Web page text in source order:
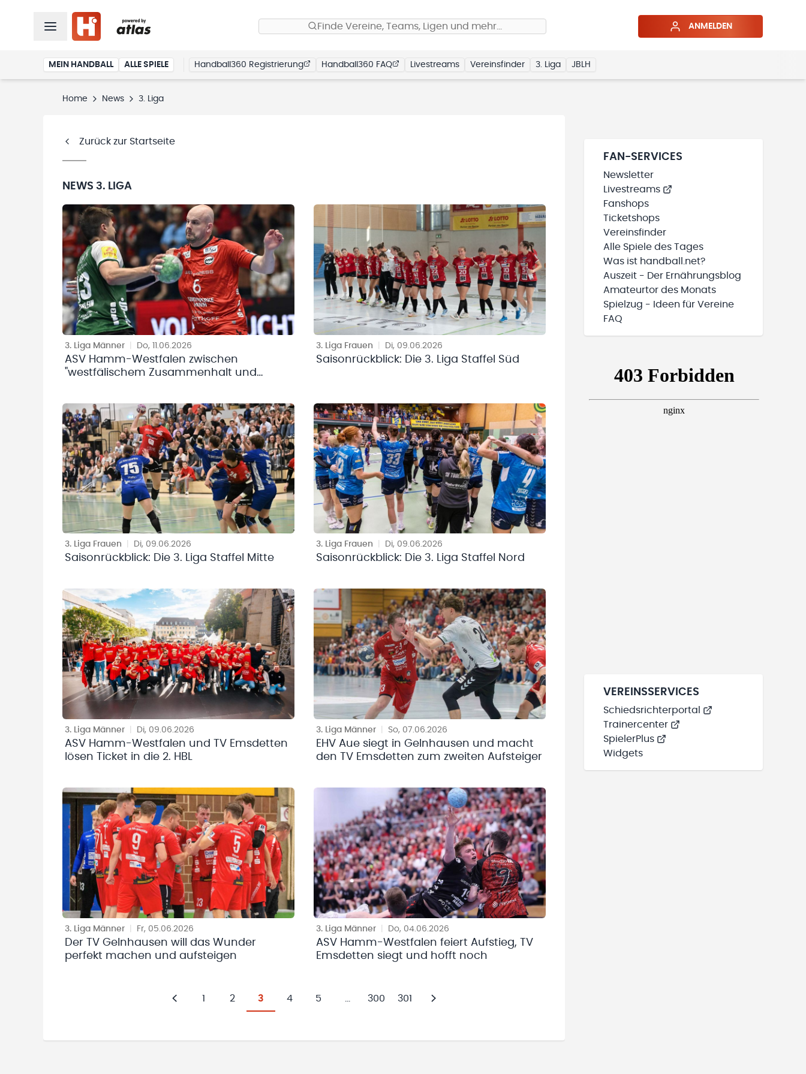
Finde Vereine, Teams, Ligen und mehr… ANMELDEN
MEIN HANDBALL ALLE SPIELE Handball360 Registrierung Handball360 FAQ Livestreams Vereinsfinder 3. Liga JBLH
Home News 3. Liga
Zurück zur Startseite
NEWS 3. LIGA
3. Liga Männer Do, 11.06.2026
ASV Hamm-Westfalen zwischen
"westfälischem Zusammenhalt und
3. Liga Frauen Di, 09.06.2026
Saisonrückblick: Die 3. Liga Staffel Süd
3. Liga Frauen Di, 09.06.2026
Saisonrückblick: Die 3. Liga Staffel Mitte
3. Liga Frauen Di, 09.06.2026
Saisonrückblick: Die 3. Liga Staffel Nord
3. Liga Männer Di, 09.06.2026
ASV Hamm-Westfalen und TV Emsdetten
lösen Ticket in die 2. HBL
3. Liga Männer So, 07.06.2026
EHV Aue siegt in Gelnhausen und macht
den TV Emsdetten zum zweiten Aufsteiger
3. Liga Männer Fr, 05.06.2026
Der TV Gelnhausen will das Wunder
perfekt machen und aufsteigen
3. Liga Männer Do, 04.06.2026
ASV Hamm-Westfalen feiert Aufstieg, TV
Emsdetten siegt und hofft noch
Zurück
1 2 3 4 5 300 301
Weiter
FAN-SERVICES
Newsletter
Livestreams
Fanshops
Ticketshops
Vereinsfinder
Alle Spiele des Tages
Was ist handball.net?
Auszeit - Der Ernährungsblog
Amateurtor des Monats
Spielzug - Ideen für Vereine
FAQ
VEREINSSERVICES
Schiedsrichterportal
Trainercenter
SpielerPlus
Widgets